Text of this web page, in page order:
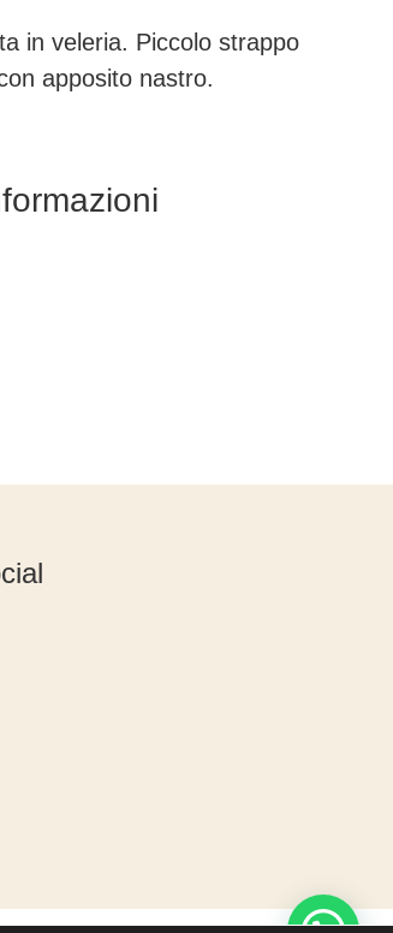
in veleria. Piccolo strappo
apposito nastro.